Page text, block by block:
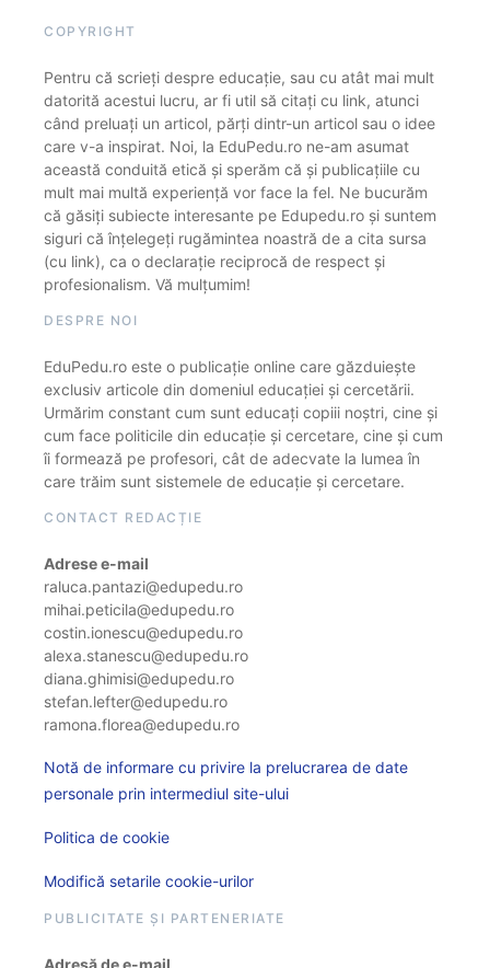
COPYRIGHT
Pentru că scrieți despre educație, sau cu atât mai mult
datorită acestui lucru, ar fi util să citați cu link, atunci
când preluați un articol, părți dintr-un articol sau o idee
care v-a inspirat. Noi, la EduPedu.ro ne-am asumat
această conduită etică și sperăm că și publicațiile cu
mult mai multă experiență vor face la fel. Ne bucurăm
că găsiți subiecte interesante pe Edupedu.ro și suntem
siguri că înțelegeți rugămintea noastră de a cita sursa
(cu link), ca o declarație reciprocă de respect și
profesionalism. Vă mulțumim!
DESPRE NOI
EduPedu.ro este o publicație online care găzduiește
exclusiv articole din domeniul educației și cercetării.
Urmărim constant cum sunt educați copiii noștri, cine și
cum face politicile din educație și cercetare, cine și cum
îi formează pe profesori, cât de adecvate la lumea în
care trăim sunt sistemele de educație și cercetare.
CONTACT REDACȚIE
Adrese e-mail
raluca.pantazi@edupedu.ro
mihai.peticila@edupedu.ro
costin.ionescu@edupedu.ro
alexa.stanescu@edupedu.ro
diana.ghimisi@edupedu.ro
stefan.lefter@edupedu.ro
ramona.florea@edupedu.ro
Notă de informare cu privire la prelucrarea de date
personale prin intermediul site-ului
Politica de cookie
Modifică setarile cookie-urilor
PUBLICITATE ȘI PARTENERIATE
Adresă de e-mail